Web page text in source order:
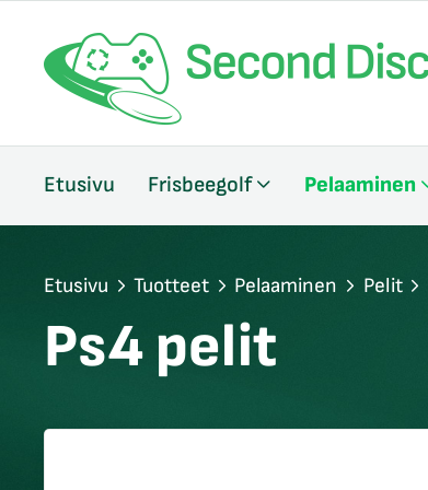
Etusivu Frisbeegolf Pelaaminen
Etusivu Tuotteet Pelaaminen Pelit
Ps4 pelit
sulje
sulje
sulje